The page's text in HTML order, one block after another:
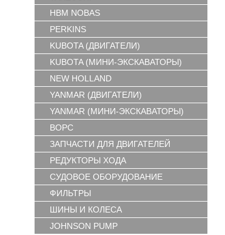
HBM NOBAS
PERKINS
KUBOTA (ДВИГАТЕЛИ)
KUBOTA (МИНИ-ЭКСКАВАТОРЫ)
NEW HOLLAND
YANMAR (ДВИГАТЕЛИ)
YANMAR (МИНИ-ЭКСКАВАТОРЫ)
ВОРС
ЗАПЧАСТИ ДЛЯ ДВИГАТЕЛЕЙ
РЕДУКТОРЫ ХОДА
СУДОВОЕ ОБОРУДОВАНИЕ
ФИЛЬТРЫ
ШИНЫ И КОЛЕСА
JOHNSON PUMP